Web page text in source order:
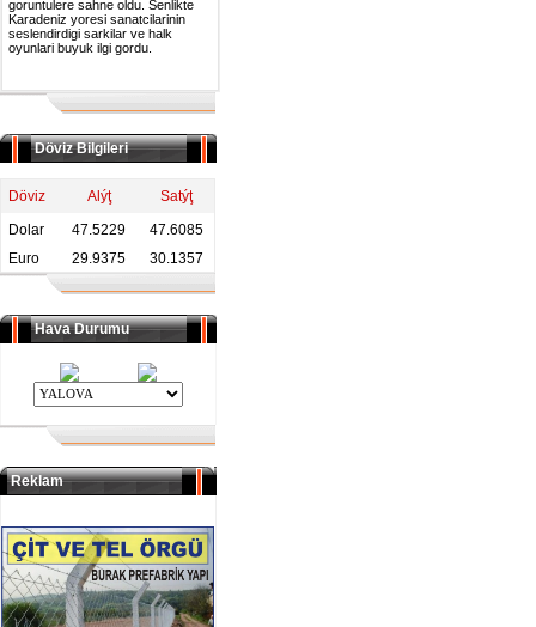
goruntulere sahne oldu. Senlikte
Karadeniz yoresi sanatcilarinin
seslendirdigi sarkilar ve halk
oyunlari buyuk ilgi gordu.
Döviz Bilgileri
Döviz Alýţ
Satýţ
Dolar
47.5229
47.6085
Euro
29.9375 30.1357
Hava Durumu
Reklam